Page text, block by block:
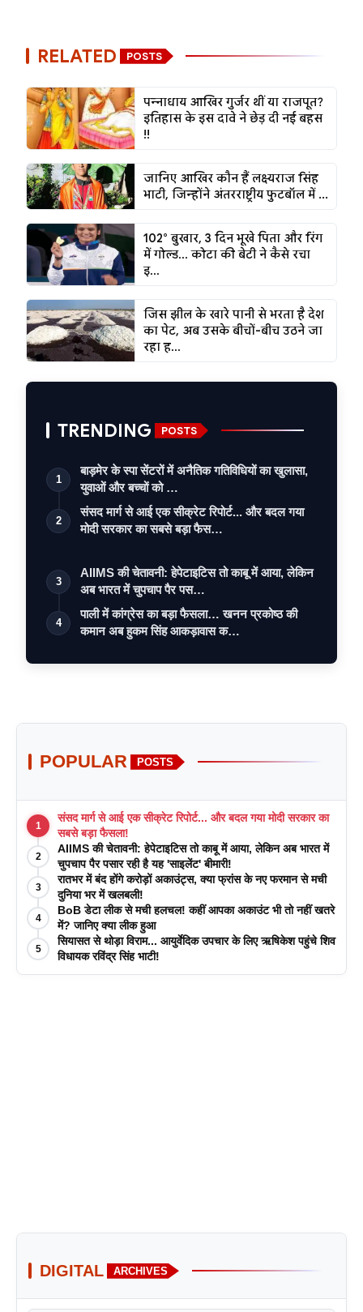
RELATED POSTS
पन्नाधाय आखिर गुर्जर थीं या राजपूत?
इतिहास के इस दावे ने छेड़ दी नई बहस
!!
जानिए आखिर कौन हैं लक्ष्यराज सिंह
भाटी, जिन्होंने अंतरराष्ट्रीय फुटबॉल में ...
102° बुखार, 3 दिन भूखे पिता और रिंग
में गोल्ड... कोटा की बेटी ने कैसे रचा
इ...
जिस झील के खारे पानी से भरता है देश
का पेट, अब उसके बीचों-बीच उठने जा
रहा ह...
TRENDING POSTS
1
बाड़मेर के स्पा सेंटरों में अनैतिक गतिविधियों का खुलासा,
युवाओं और बच्चों को …
2
संसद मार्ग से आई एक सीक्रेट रिपोर्ट... और बदल गया
मोदी सरकार का सबसे बड़ा फैस…
3
AIIMS की चेतावनी: हेपेटाइटिस तो काबू में आया, लेकिन
अब भारत में चुपचाप पैर पस…
4
पाली में कांग्रेस का बड़ा फैसला… खनन प्रकोष्ठ की
कमान अब हुकम सिंह आकड़ावास क…
POPULAR POSTS
1
संसद मार्ग से आई एक सीक्रेट रिपोर्ट... और बदल गया मोदी सरकार का
सबसे बड़ा फैसला!
2
AIIMS की चेतावनी: हेपेटाइटिस तो काबू में आया, लेकिन अब भारत में
चुपचाप पैर पसार रही है यह 'साइलेंट' बीमारी!
3
रातभर में बंद होंगे करोड़ों अकाउंट्स, क्या फ्रांस के नए फरमान से मची
दुनिया भर में खलबली!
4
BoB डेटा लीक से मची हलचल! कहीं आपका अकाउंट भी तो नहीं खतरे
में? जानिए क्या लीक हुआ
5
सियासत से थोड़ा विराम... आयुर्वेदिक उपचार के लिए ऋषिकेश पहुंचे शिव
विधायक रविंद्र सिंह भाटी!
DIGITAL ARCHIVES